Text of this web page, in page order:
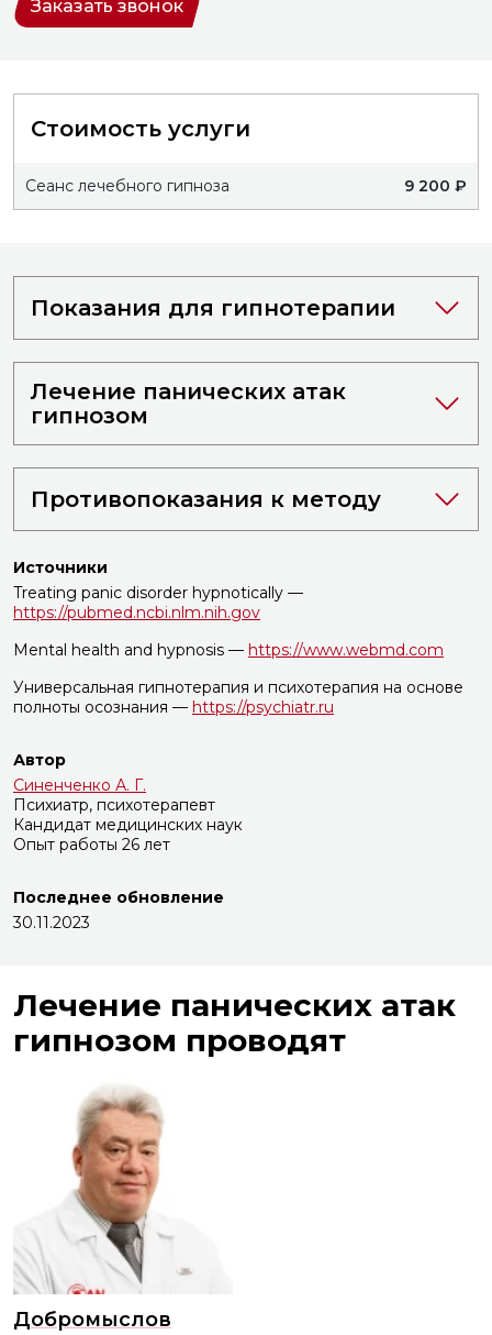
Заказать звонок
Стоимость услуги
Сеанс лечебного гипноза 9 200 ₽
Показания для гипнотерапии
Лечение панических атак
гипнозом
Противопоказания к методу
Источники
Treating panic disorder hypnotically —
https://pubmed.ncbi.nlm.nih.gov
Mental health and hypnosis — https://www.webmd.com
Универсальная гипнотерапия и психотерапия на основе
полноты осознания — https://psychiatr.ru
Автор
Синенченко А. Г.
Психиатр, психотерапевт
Кандидат медицинских наук
Опыт работы 26 лет
Последнее обновление
30.11.2023
Лечение панических атак
гипнозом проводят
Добромыслов